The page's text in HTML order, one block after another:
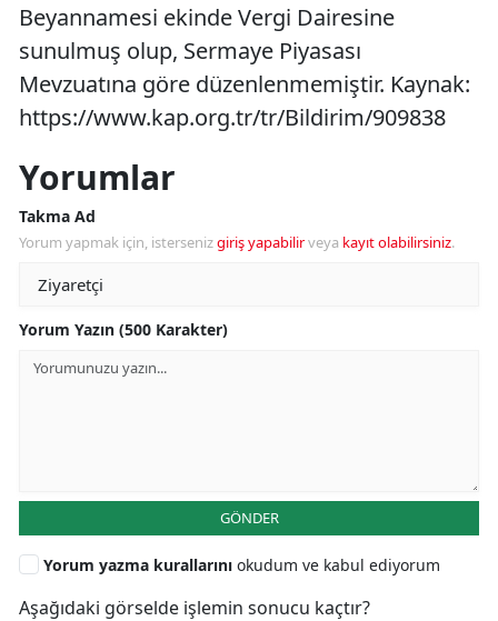
Beyannamesi ekinde Vergi Dairesine
sunulmuş olup, Sermaye Piyasası
Mevzuatına göre düzenlenmemiştir. Kaynak:
https://www.kap.org.tr/tr/Bildirim/909838
Yorumlar
Takma Ad
Yorum yapmak için, istersenizgiriş yapabilirveya kayıt olabilirsiniz.
Yorum Yazın (500 Karakter)
GÖNDER
Yorum yazma kurallarını okudum ve kabul ediyorum
Aşağıdaki görselde işlemin sonucu kaçtır?